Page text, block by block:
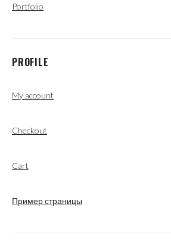
Portfolio
PROFILE
My account
Checkout
Cart
Пример страницы